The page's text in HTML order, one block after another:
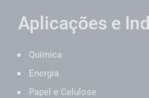
Aplicações e
Química
Energia
Papel e Celulose